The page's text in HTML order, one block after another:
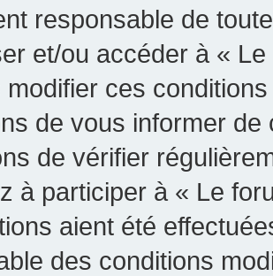
responsable de
et/ou accéder à «
modifier ces
de vous informer
de vérifier
à participer à « Le
aient été
des conditions